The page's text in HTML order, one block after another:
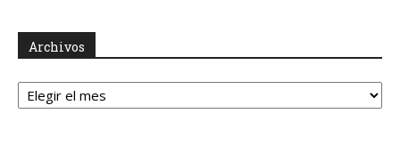
Archivos
Archivos